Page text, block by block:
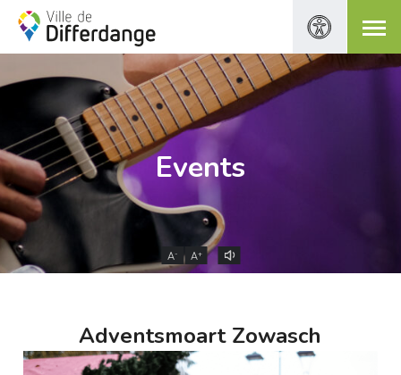
Events
A- A+
Adventsmoart Zowasch